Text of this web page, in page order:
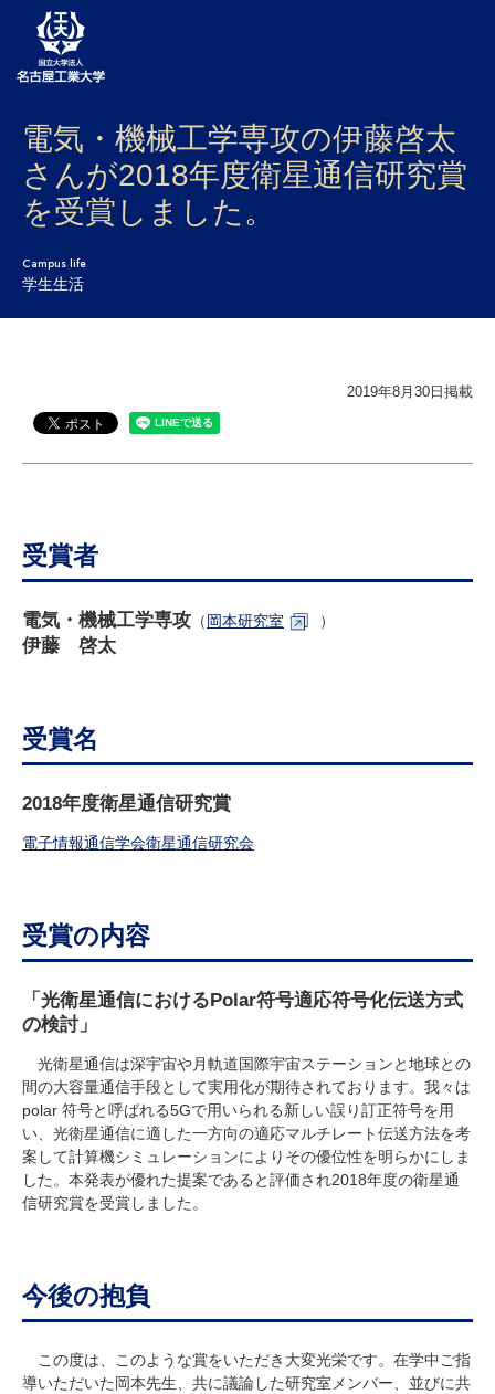
大学案内
学部・大学院・センター
入試
学生生活
国際交流
受験生 在学生
卒業生
企業・研究者
電気・機械工学専攻の伊藤啓太
さんが2018年度衛星通信研究賞
を受賞しました。
Campus life
学生生活
2019年8月30日掲載
受賞者
電気・機械工学専攻 （岡本研究室 ）
伊藤 啓太
受賞名
2018年度衛星通信研究賞
電子情報通信学会衛星通信研究会
受賞の内容
「光衛星通信におけるPolar符号適応符号化伝送方式
の検討」
光衛星通信は深宇宙や月軌道国際宇宙ステーションと地球との
間の大容量通信手段として実用化が期待されております。我々は
polar 符号と呼ばれる5Gで用いられる新しい誤り訂正符号を用
い、光衛星通信に適した一方向の適応マルチレート伝送方法を考
案して計算機シミュレーションによりその優位性を明らかにしま
した。本発表が優れた提案であると評価され2018年度の衛星通
信研究賞を受賞しました。
今後の抱負
この度は、このような賞をいただき大変光栄です。在学中ご指
導いただいた岡本先生、共に議論した研究室メンバー、並びに共